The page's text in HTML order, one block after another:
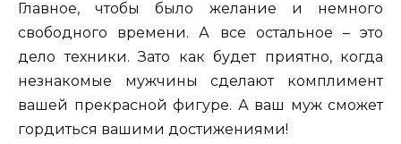
Главное, чтобы было желание и немного
свободного времени. А все остальное – это
дело техники. Зато как будет приятно, когда
незнакомые мужчины сделают комплимент
вашей прекрасной фигуре. А ваш муж сможет
гордиться вашими достижениями!